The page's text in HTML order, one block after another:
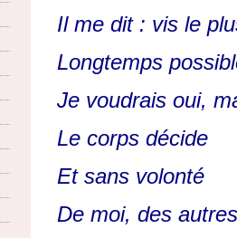
Il me dit : vis le
Longtemps
Je voudrais oui,
Le corps décide
Et sans volonté
De moi, des autres